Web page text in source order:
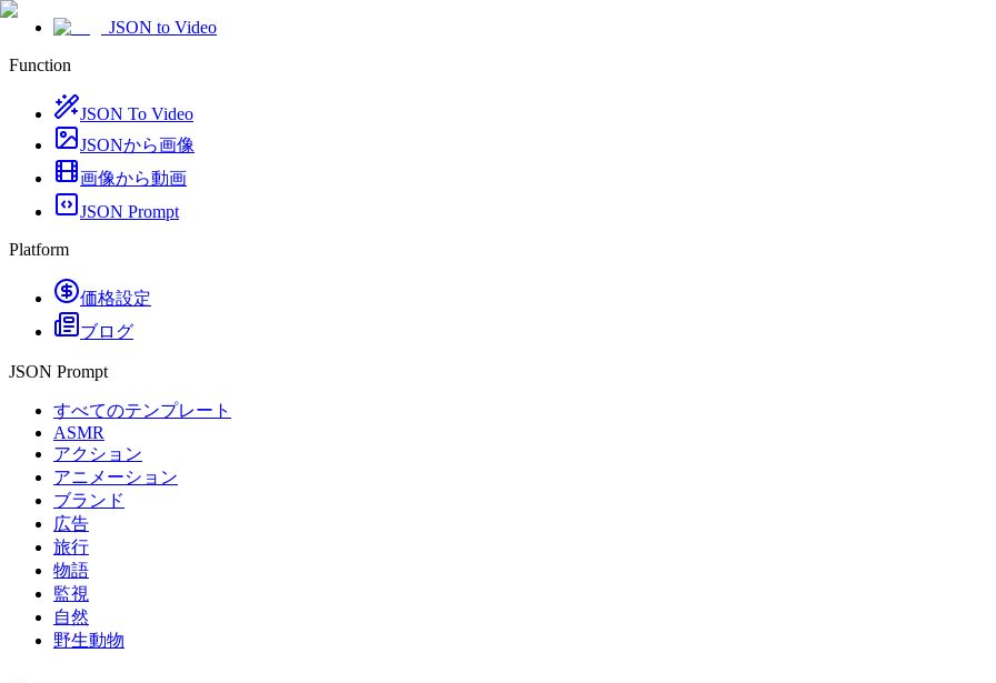
JSON to Video
Function
JSON To Video
JSONから画像
画像から動画
JSON Prompt
Platform
価格設定
ブログ
JSON Prompt
すべてのテンプレート
ASMR
アクション
アニメーション
ブランド
広告
旅行
物語
監視
自然
野生動物